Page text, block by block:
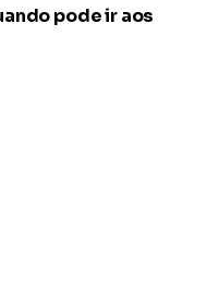
pode ir aos